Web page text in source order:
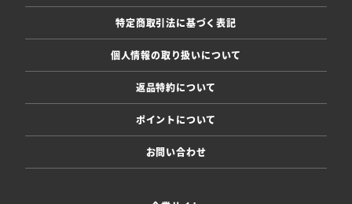
特定商取引法に基づく表記
個人情報の取り扱いについて
返品特約について
ポイントについて
お問い合わせ